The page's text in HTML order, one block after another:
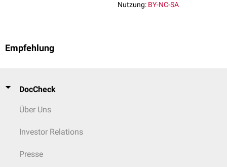
Nutzung: BY-NC-SA
Empfehlung
DocCheck
Über Uns
Investor Relations
Presse